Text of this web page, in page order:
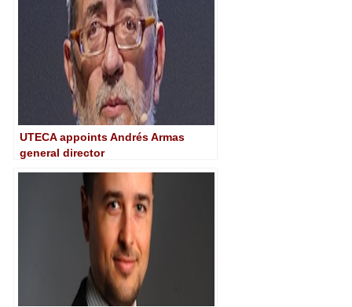
UTECA appoints Andrés Armas
general director